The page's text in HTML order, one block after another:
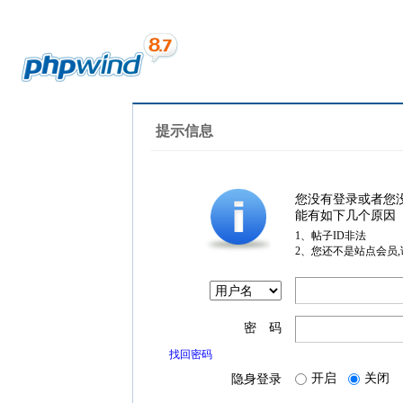
提示信息
您没有登录或者您
能有如下几个原因
1、帖子ID非法
2、您还不是站点会员
密 码
找回密码
隐身登录 开启 关闭